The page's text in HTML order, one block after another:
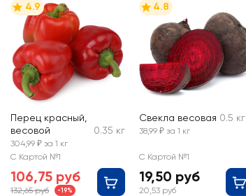
4.9
Перец красный,
весовой
0.35 кг
304,99 ₽ за 1 кг
С Картой №1
106,75 руб
132,65 руб -19%
4.8
Свекла весовая 0.5 кг
38,99 ₽ за 1 кг
С Картой №1
19,50 руб
20,53 руб